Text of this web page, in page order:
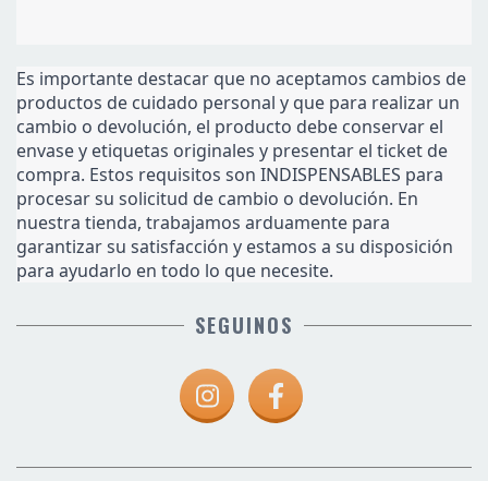
Es importante destacar que no aceptamos cambios de
productos de cuidado personal y que para realizar un
cambio o devolución, el producto debe conservar el
envase y etiquetas originales y presentar el ticket de
compra. Estos requisitos son INDISPENSABLES para
procesar su solicitud de cambio o devolución. En
nuestra tienda, trabajamos arduamente para
garantizar su satisfacción y estamos a su disposición
para ayudarlo en todo lo que necesite.
SEGUINOS